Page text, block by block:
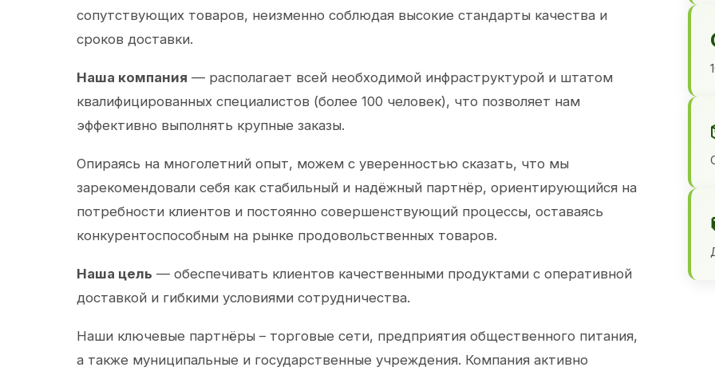
сопутствующих товаров, неизменно соблюдая высокие стандарты качества и
сроков доставки.
Наша компания — располагает всей необходимой инфраструктурой и штатом
квалифицированных специалистов (более 100 человек), что позволяет нам
эффективно выполнять крупные заказы.
Опираясь на многолетний опыт, можем с уверенностью сказать, что мы
зарекомендовали себя как стабильный и надёжный партнёр, ориентирующийся на
потребности клиентов и постоянно совершенствующий процессы, оставаясь
конкурентоспособным на рынке продовольственных товаров.
Наша цель — обеспечивать клиентов качественными продуктами с оперативной
доставкой и гибкими условиями сотрудничества.
Наши ключевые партнёры – торговые сети, предприятия общественного питания,
а также муниципальные и государственные учреждения. Компания активно